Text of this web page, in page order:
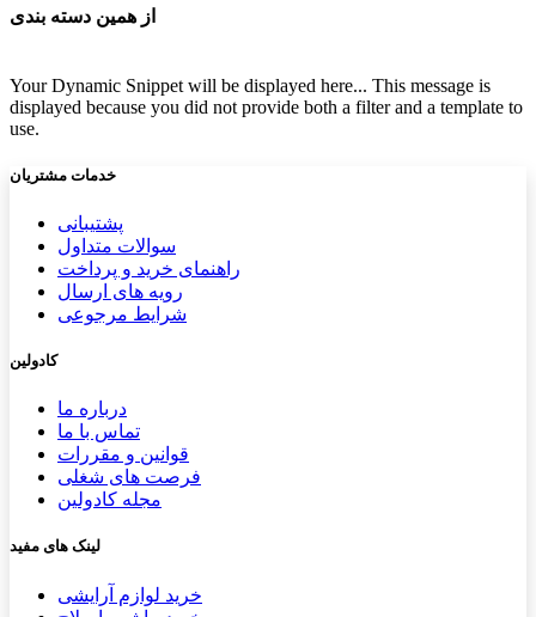
از همین دسته بندی
Your Dynamic Snippet will be displayed here... This message is
displayed because you did not provide both a filter and a template to
use.
خدمات مشتریان
پشتیب​​انی
سوالات متداول
راهنمای خرید و پرداخت
رویه های ارسال
شرایط مرجوعی
کادولین
درباره ما
تماس با ما
قوانین و مقررات
فرصت های شغلی
مجله کادولین
لینک های مفید
خرید لوازم آرایشی